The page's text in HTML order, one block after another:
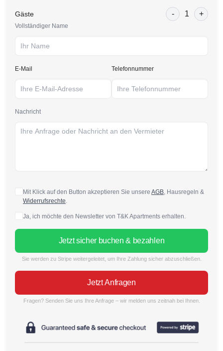
Gäste - 1 +
Vollständiger Name
E-Mail Telefonnummer
Nachricht
Mit Klick auf den Button akzeptieren Sie unsere AGB, Hausregeln &
Widerrufsrechte.
Ja, ich möchte den Newsletter von T&K Apartments erhalten.
Jetzt sicher buchen & bezahlen
Sie werden zu Stripe weitergeleitet, um Ihre Zahlung sicher abzuschließen.
Jetzt Anfragen
Fragen? Senden Sie uns Ihre Anfrage – wir melden uns zeitnah bei Ihnen.